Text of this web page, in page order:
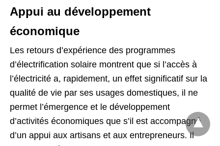
Appui au développement
économique
Les retours d’expérience des programmes
d’électrification solaire montrent que si l’accès à
l’électricité a, rapidement, un effet significatif sur la
qualité de vie par ses usages domestiques, il ne
permet l’émergence et le développement
d’activités économiques que s’il est accompagné
d’un appui aux artisans et aux entrepreneurs. Il